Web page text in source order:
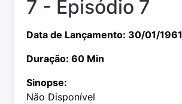
7 - Episódio 7
Data de Lançamento: 30/01/1961
Duração: 60 Min
Sinopse:
Não Disponível